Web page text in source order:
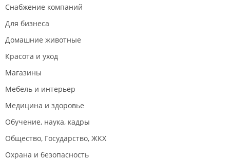
Снабжение компаний
Для бизнеса
Домашние животные
Красота и уход
Магазины
Мебель и интерьер
Медицина и здоровье
Обучение, наука, кадры
Общество, Государство, ЖКХ
Охрана и безопасность